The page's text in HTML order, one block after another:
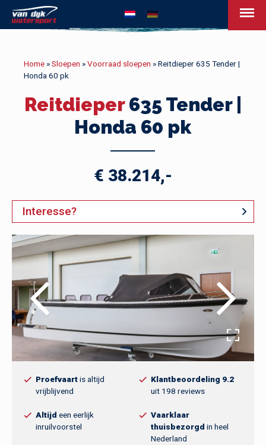
van Dijk Watersport - Uw leven op het
Home »Sloepen »Voorraad sloepen »Reitdieper 635 Tender |
Honda 60 pk
Reitdieper635 Tender |
Honda 60 pk
€ 38.214,-
Interesse?
Proefvaartis altijd
vrijblijvend
Klantbeoordeling 9.2
uit 198 reviews
Altijd een eerlijk
inruilvoorstel
Vaarklaar
thuisbezorgd in heel
Nederland